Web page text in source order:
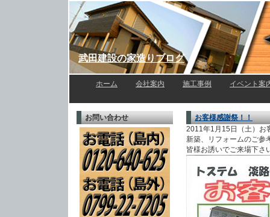
武田建設の家造りブログ
ホーム 会社案内 施工事例 イベント案
お客様感謝祭！！
2011年1月15日（土）お
新築、リフォームのご参
皆様お誘いでご来場下さ
お問い合わせ